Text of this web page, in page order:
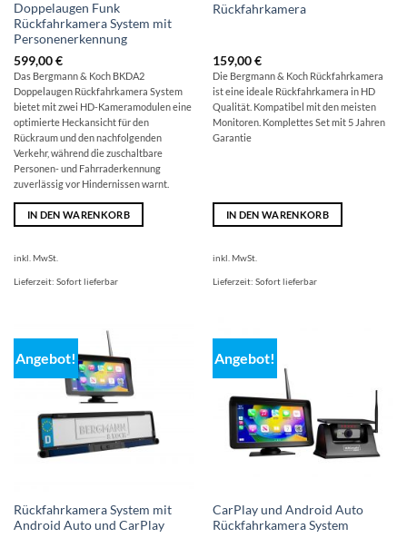
Doppelaugen Funk
Rückfahrkamera System mit
Personenerkennung
599,00€
Das Bergmann & Koch BKDA2
Doppelaugen Rückfahrkamera System
bietet mit zwei HD-Kameramodulen eine
optimierte Heckansicht für den
Rückraum und den nachfolgenden
Verkehr, während die zuschaltbare
Personen- und Fahrraderkennung
zuverlässig vor Hindernissen warnt.
IN DEN WARENKORB
inkl. MwSt.
Lieferzeit: Sofort lieferbar
Rückfahrkamera
159,00€
Die Bergmann & Koch Rückfahrkamera
ist eine ideale Rückfahrkamera in HD
Qualität. Kompatibel mit den meisten
Monitoren. Komplettes Set mit 5 Jahren
Garantie
IN DEN WARENKORB
inkl. MwSt.
Lieferzeit: Sofort lieferbar
Angebot!
Rückfahrkamera System mit
Android Auto und CarPlay
Angebot!
CarPlay und Android Auto
Rückfahrkamera System